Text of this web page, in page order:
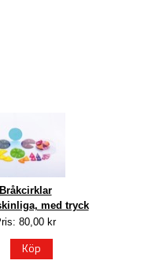
Bråkcirklar
med tryck
80,00 kr
Köp